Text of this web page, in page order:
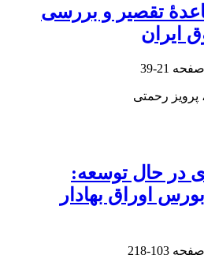
تقصیر و بررسی
ایران
21-39
پرویز رحمتی
در حال توسعه:
اوراق بهادار
103-218